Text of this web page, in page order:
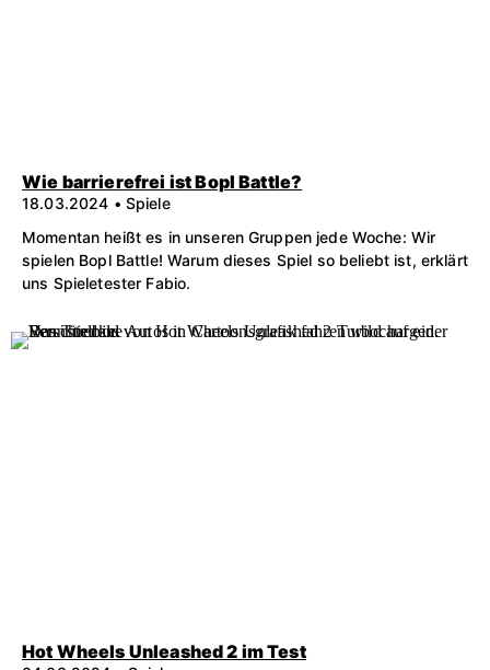
Wie barrierefrei ist Bopl Battle?
18.03.2024 • Spiele
Momentan heißt es in unseren Gruppen jede Woche: Wir
spielen Bopl Battle! Warum dieses Spiel so beliebt ist, erklärt
uns Spieletester Fabio.
Hot Wheels Unleashed 2 im Test